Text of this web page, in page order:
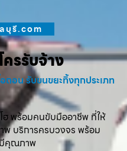
บุรี.com
รรับจ้าง
ถอน รับขนขยะทิ้งทุกประเภท
ฮ พร้อมคนขับมืออาชีพ ที่ให้
พ บริการครบวงจร พร้อม
มีคุณภาพ